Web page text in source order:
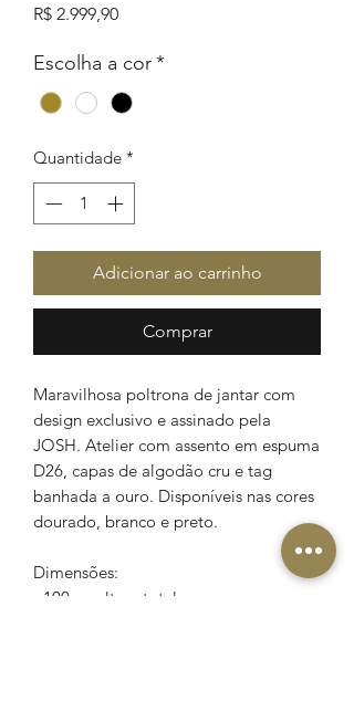
R$ 2.999,90Preço
Escolha a cor*
Quantidade *
Adicionar ao carrinho
Comprar
Maravilhosa poltrona de jantar com
design exclusivo e assinado pela
JOSH. Atelier com assento em espuma
D26, capas de algodão cru e tag
banhada a ouro. Disponíveis nas cores
dourado, branco e preto.
Dimensões:
- 100cm altura total